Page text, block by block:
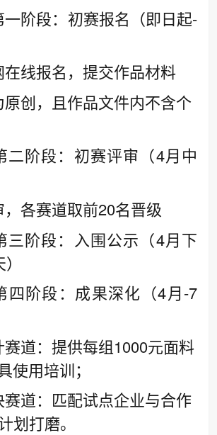
一阶段：初赛报名（即日起-
在线报名，提交作品材料
原创，且作品文件内不含个
二阶段：初赛评审（4月中
各赛道取前20名晋级
三阶段：入围公示（4月下
四阶段：成果深化（4月-7
道：提供每组1000元面料
使用培训；
道：匹配试点企业与合作
划打磨。